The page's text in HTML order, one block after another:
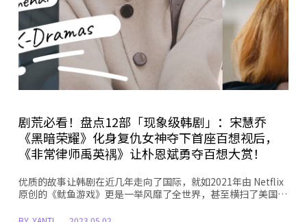
剧荒必看！盘点12部「现象级韩剧」：宋慧乔
《黑暗荣耀》化身复仇女神夺下首座百想视后，
《非常律师禹英禑》让朴恩斌勇夺百想大赏！
优质的故事让韩剧在近几年走向了国际，就如2021年由 Netflix
原创的《鱿鱼游戏》更是一举风靡了全世界，甚至横扫了美国…